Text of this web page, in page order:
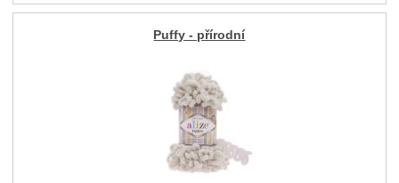
Puffy - přírodní